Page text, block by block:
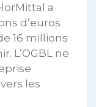
a
d’euros
16 millions
L’OGBL ne
les